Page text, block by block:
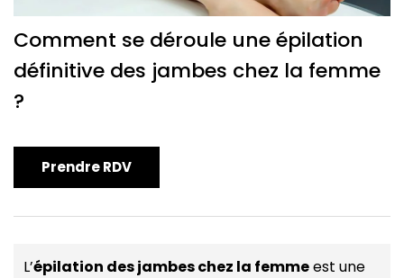
Comment se déroule une épilation
définitive des jambes chez la femme
?
Prendre RDV
L’épilation des jambes chez la femmeest une